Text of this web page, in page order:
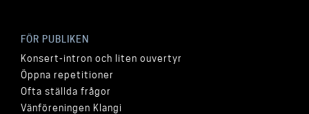
FÖR PUBLIKEN
Konsert-intron och liten ouvertyr
Öppna repetitioner
Ofta ställda frågor
Vänföreningen Klangi